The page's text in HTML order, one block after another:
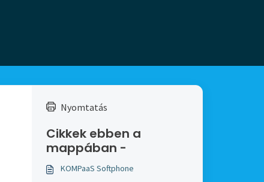
Nyomtatás
Cikkek ebben a
mappában -
KOMPaaS Softphone